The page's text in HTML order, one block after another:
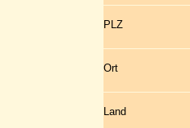
PLZ
Ort
Land